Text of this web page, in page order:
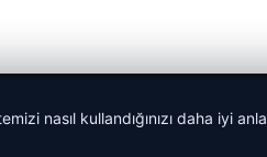
nasıl kullandığınızı daha iyi